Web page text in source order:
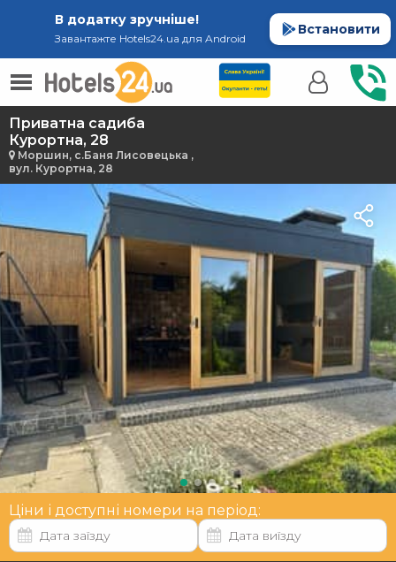
В додатку зручніше!
Завантажте Hotels24.ua для Android
Встановити
Приватна садиба
Курортна, 28
Моршин, с.Баня Лисовецька ,
вул. Курортна, 28
Ціни і доступні номери на період: